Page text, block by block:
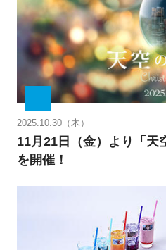
2025.10.30（木）
11月21日（金）より「天
を開催！